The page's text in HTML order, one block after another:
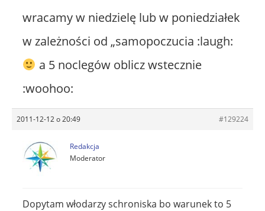
wracamy w niedzielę lub w poniedziałek
w zależności od „samopoczucia :laugh:
a 5 noclegów oblicz wstecznie
:woohoo:
2011-12-12 o 20:49 #129224
Redakcja
Moderator
Dopytam włodarzy schroniska bo warunek to 5